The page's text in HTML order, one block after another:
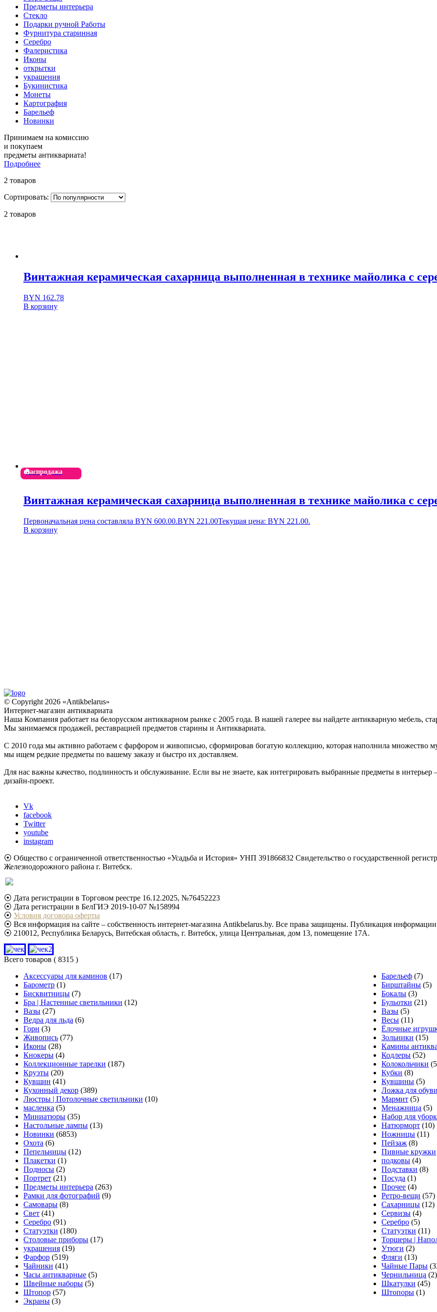
Предметы интерьера
Стекло
Подарки ручной Работы
Фурнитура старинная
Серебро
Фалеристика
Иконы
открытки
украшения
Букинистика
Монеты
Картография
Барельеф
Новинки
Принимаем на комиссию
и покупаем
предметы антиквариата!
Подробнее
2 товаров
Сортировать:
2 товаров
Винтажная керамическая сахарница выполненная в технике майолика с
BYN 162.78
В корзину
Распродажа
Винтажная керамическая сахарница выполненная в технике майолика с
Первоначальная цена составляла BYN 600.00.BYN 221.00Текущая цена: BYN 221.00.
В корзину
© Copyright 2026 «Antikbelarus»
Интернет-магазин антиквариата
Наша Компания работает на белорусском антикварном рынке с 2005 года. В нашей галерее вы найдете антикварную мебель,
Мы занимаемся продажей, реставрацией предметов старины и Антиквариата.
С 2010 года мы активно работаем с фарфором и живописью, сформировав богатую коллекцию, которая наполнила множество
мы ищем редкие предметы по вашему заказу и быстро их доставляем.
Для нас важны качество, подлинность и обслуживание. Если вы не знаете, как интегрировать выбранные предметы в
дизайн-проект.
Vk
facebook
Twitter
youtube
instagram
⦿ Общество с ограниченной ответственностью «Усадьба и История» УНП 391866832 Свидетельство о государственной
Железнодорожного района г. Витебск.
⦿ Дата регистрации в Торговом реестре 16.12.2025, №76452223
⦿ Дата регистрации в БелГИЭ 2019-10-07 №158994
⦿ Условия договора оферты
⦿ Вся информация на сайте – собственность интернет-магазина Antikbelarus.by. Все права защищены. Публикация информации
⦿ 210012, Республика Беларусь, Витебская область, г. Витебск, улица Центральная, дом 13, помещение 17А.
Всего товаров ( 8315 )
Аксессуары для каминов (17) Барельеф (7)
Барометр (1) Бирштайны (5)
Бисквитницы (7) Бокалы (3)
Бра | Настенные светильники (12) Бульотки (21)
Вазы (27) Вазы (5)
Ведра для льда (6) Весы (11)
Горн (3) Ёлочные
Живопись (77) Зольники (15)
Иконы (28) Камины
Кнокеры (4) Кодлеры (52)
Коллекционные тарелки (187) Колокольчики
Круэты (20) Кубки (8)
Кувшин (41) Кувшины (5)
Кухонный декор (389) Ложка для обуви
Люстры | Потолочные светильники (10) Мармит (5)
масленка (5) Менажница (5)
Миниатюры (35) Набор для
Настольные лампы (13) Натюрморт (10)
Новинки (6853) Ножницы (11)
Охота (6) Пейзаж (8)
Пепельницы (12) Пивные кружки
Плакетки (1) подковы (4)
Подносы (2) Подставки (8)
Портрет (21) Посуда (1)
Предметы интерьера (263) Прочее (4)
Рамки для фотографий (9) Ретро-вещи (57)
Самовары (8) Сахарницы (12)
Свет (41) Сервизы (4)
Серебро (91) Серебро (5)
Статуэтки (180) Статуэтки (11)
Столовые приборы (17) Торшеры |
украшения (19) Утюги (2)
Фарфор (519) Фляги (13)
Чайники (41) Чайные Пары
Часы антикварные (5) Чернильница (2)
Швейные наборы (5) Шкатулки (45)
Штопор (57) Штопоры (1)
Экраны (3)